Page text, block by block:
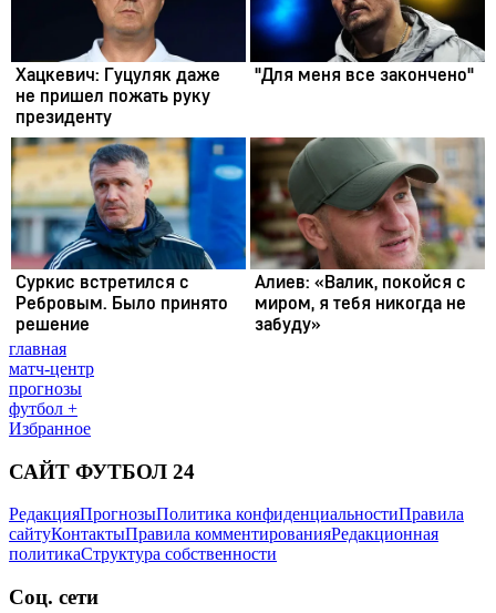
главная
матч-центр
прогнозы
футбол +
Избранное
САЙТ ФУТБОЛ 24
РедакцияПрогнозыПолитика конфиденциальностиПравила
сайтуКонтактыПравила комментированияРедакционная
политикаСтруктура собственности
Соц. сети